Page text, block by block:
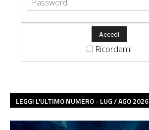
Ricordami
LEGGI L'ULTIMO NUMERO - LUG / AGO 2026